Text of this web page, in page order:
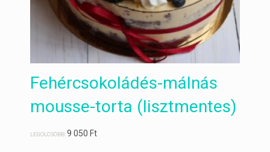
Fehércsokoládés-málnás
mousse-torta (lisztmentes)
LEGOLCSÓBB:9 050Ft